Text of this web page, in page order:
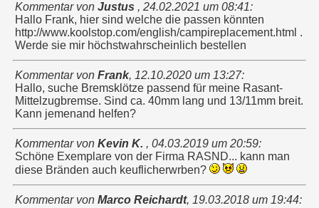
Kommentar von Justus , 24.02.2021 um 08:41:
Hallo Frank, hier sind welche die passen könnten
http://www.koolstop.com/english/campireplacement.html .
Werde sie mir höchstwahrscheinlich bestellen
Kommentar von Frank, 12.10.2020 um 13:27:
Hallo, suche Bremsklötze passend für meine Rasant-
Mittelzugbremse. Sind ca. 40mm lang und 13/11mm breit.
Kann jemenand helfen?
Kommentar von Kevin K. , 04.03.2019 um 20:59:
Schöne Exemplare von der Firma RASND... kann man
diese Bränden auch keuflicherwrben?
Kommentar von Marco Reichardt, 19.03.2018 um 19:44: